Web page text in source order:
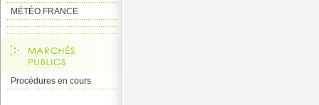
MÉTÉO FRANCE
Procédures en cours